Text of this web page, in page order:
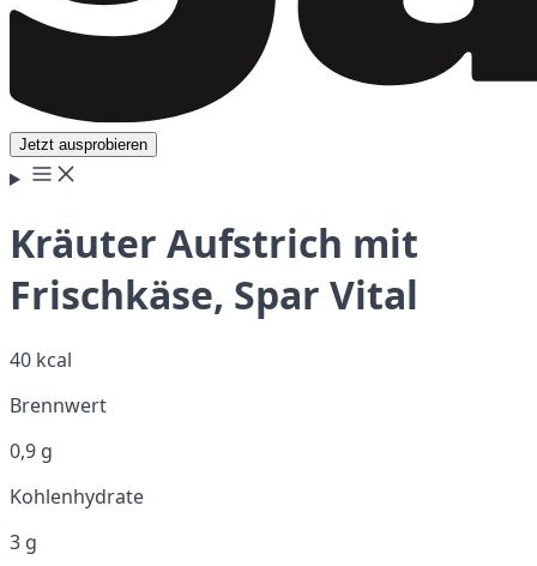
Jetzt ausprobieren
Kräuter Aufstrich mit
Frischkäse, Spar Vital
40 kcal
Brennwert
0,9 g
Kohlenhydrate
3 g